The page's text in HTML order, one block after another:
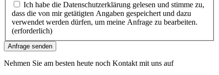
Ich habe die Datenschutzerklärung gelesen und stimme zu,
dass die von mir getätigten Angaben gespeichert und dazu
verwendet werden dürfen, um meine Anfrage zu bearbeiten.
(erforderlich)
Nehmen Sie am besten heute noch Kontakt mit uns auf